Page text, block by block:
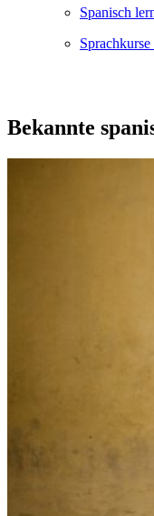
Spanisch
Bekannte